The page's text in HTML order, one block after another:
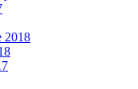
2018